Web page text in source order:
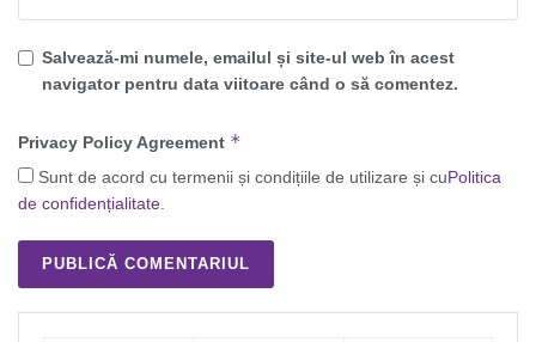
Salvează-mi numele, emailul și site-ul web în acest
navigator pentru data viitoare când o să comentez.
Privacy Policy Agreement *
Sunt de acord cu termenii și condițiile de utilizare și cuPolitica
de confidențialitate.